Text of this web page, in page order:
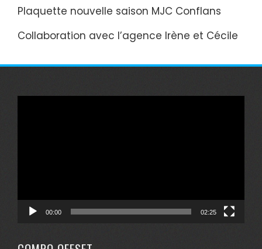
Plaquette nouvelle saison MJC Conflans
Collaboration avec l’agence Irène et Cécile
00:00 02:25